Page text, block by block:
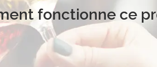
fonctionne ce